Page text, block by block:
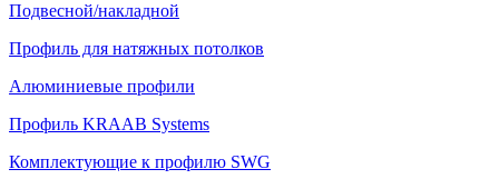
Подвесной/накладной
Профиль для натяжных потолков
Алюминиевые профили
Профиль KRAAB Systems
Комплектующие к профилю SWG